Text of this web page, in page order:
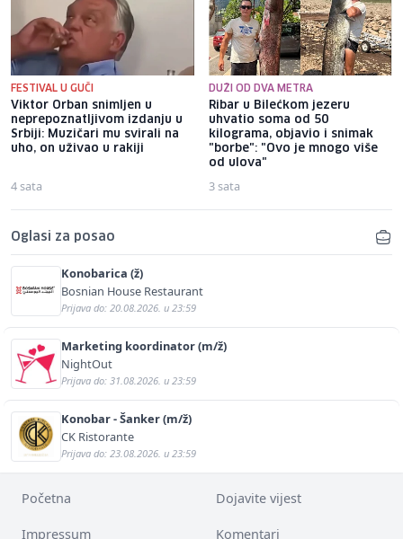
FESTIVAL U GUČI
Viktor Orban snimljen u
neprepoznatljivom izdanju u
Srbiji: Muzičari mu svirali na
uho, on uživao u rakiji
4 sata
DUŽI OD DVA METRA
Ribar u Bilećkom jezeru
uhvatio soma od 50
kilograma, objavio i snimak
"borbe": "Ovo je mnogo više
od ulova"
3 sata
Oglasi za posao
Konobarica (ž)
Bosnian House Restaurant
Prijava do: 20.08.2026. u 23:59
Marketing koordinator (m/ž)
NightOut
Prijava do: 31.08.2026. u 23:59
Konobar - Šanker (m/ž)
CK Ristorante
Prijava do: 23.08.2026. u 23:59
Početna Dojavite vijest
Impressum Komentari